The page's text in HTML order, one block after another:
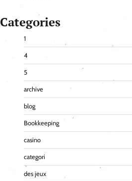
Categories
1
4
5
archive
blog
Bookkeeping
casino
categori
des jeux